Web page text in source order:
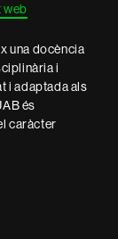
una docència
i
i adaptada als
és
caràcter